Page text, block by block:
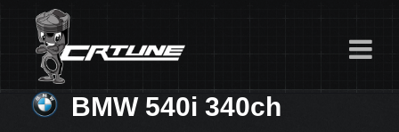
BMW 540i 340ch